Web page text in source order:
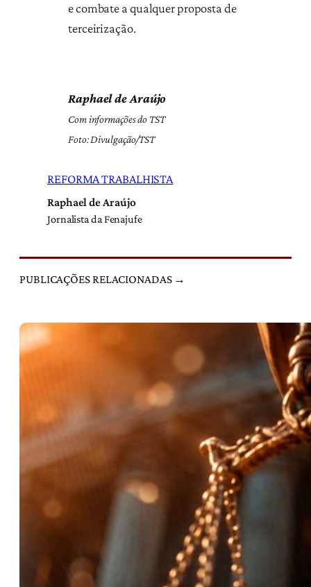
e combate a qualquer proposta de
terceirização.
Raphael de Araújo
Com informações do TST
Foto: Divulgação/TST
REFORMA TRABALHISTA
Raphael de Araújo
Jornalista da Fenajufe
PUBLICAÇÕES RELACIONADAS →